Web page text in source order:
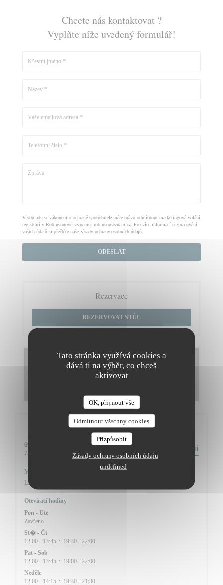
Tato stránka využívá cookies a
dává ti na výběr, co chceš
aktivovat
OK, přijmout vše
Odmítnout všechny cookies
Přizpůsobit
Zásady ochrany osobních údajů
undefined
Chcete nás kontaktovat ?
Vyplňte níže uvedený formulář!
V souladu se zákonem o ochraně spotřebitele máte právo odmítnout marketingová volání
registrací v Robinsonově seznamu: robinsonseznam.cz . Pro více informací o zpracování
vašich údajů si přečtěte naše zásady ochrany osobních údajů
Rezervace
REZERVOVAT STŮL
Menu
Obecné informace
69 Rue Caulaincourt,
75018 Paris
((otevře se v novém okně))
NASMĚROVÁNÍ
Metro
Lamarck-Caulaincourt (ligne 12)
Otevírací hodiny
Pon - Ute
Zavřeno
St� - Čt
12:00 - 13:45 •
19:30 - 22:00
Pat - Sob
12:00 - 13:45 •
19:00 - 22:00
Neděle
12:00 - 14:15 • 19:30 - 21:30